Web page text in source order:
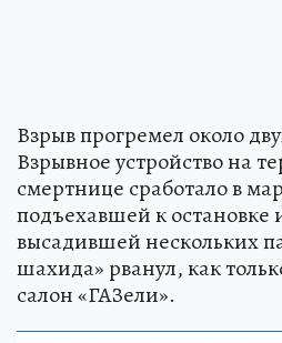
Взрыв прогремел около
Взрывное устройство на
смертнице сработало в
подъехавшей к остановке
высадившей нескольких
шахида» рванул, как
салон «ГАЗели».